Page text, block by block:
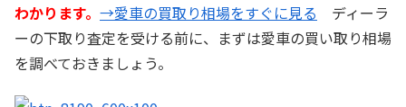
わかります。 →愛車の買取り相場をすぐに見る ディーラ
ーの下取り査定を受ける前に、まずは愛車の買い取り相場
を調べておきましょう。